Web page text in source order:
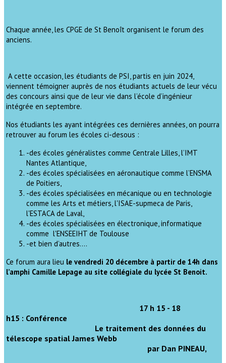
Chaque année, les CPGE de St Benoît organisent le forum des
anciens.
A cette occasion, les étudiants de PSI, partis en juin 2024,
viennent témoigner auprès de nos étudiants actuels de leur vécu
des concours ainsi que de leur vie dans l’école d’ingénieur
intégrée en septembre.
Nos étudiants les ayant intégrées ces dernières années, on pourra
retrouver au forum les écoles ci-desous :
-des écoles généralistes comme Centrale Lilles, l’IMT
Nantes Atlantique,
-des écoles spécialisées en aéronautique comme l’ENSMA
de Poitiers,
-des écoles spécialisées en mécanique ou en technologie
comme les Arts et métiers, l'ISAE-supmeca de Paris,
l'ESTACA de Laval,
-des écoles spécialisées en électronique, informatique
comme l'ENSEEIHT de Toulouse
-et bien d’autres….
Ce forum aura lieu le vendredi 20 décembre à partir de 14h dans
l’amphi Camille Lepage au site collégiale du lycée St Benoit.
17 h 15 - 18
h15 : Conférence
Le traitement des données du
télescope spatial James Webb
par Dan PINEAU,